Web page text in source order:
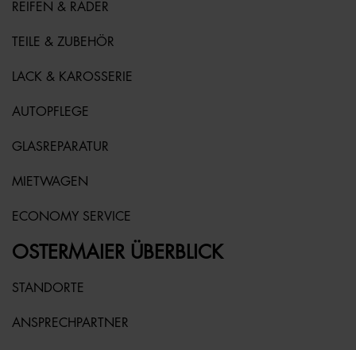
REIFEN & RÄDER
TEILE & ZUBEHÖR
LACK & KAROSSERIE
AUTOPFLEGE
GLASREPARATUR
MIETWAGEN
ECONOMY SERVICE
OSTERMAIER ÜBERBLICK
STANDORTE
ANSPRECHPARTNER